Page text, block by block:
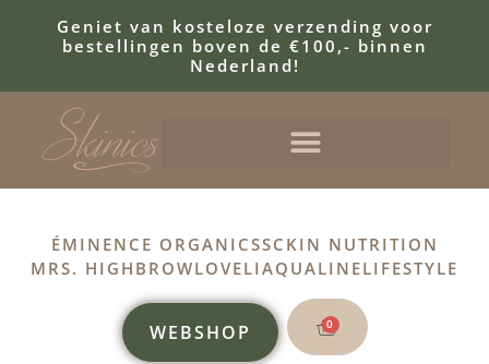
Geniet van kosteloze verzending voor
bestellingen boven de €100,- binnen
Nederland!
ÉMINENCE ORGANICSSCKIN NUTRITION
MRS. HIGHBROWLOVELIAQUALINELIFESTYLE
WEBSHOP 0